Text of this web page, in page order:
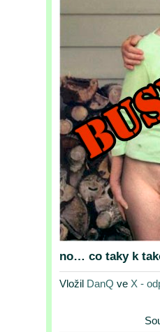
no… co taky k
Vložil DanQ ve X -